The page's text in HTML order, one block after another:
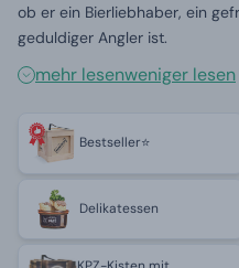
ob er ein Bierliebhaber, ein
geduldiger Angler ist.
mehr lesenweniger lesen
Bestseller⭐
Delikatessen